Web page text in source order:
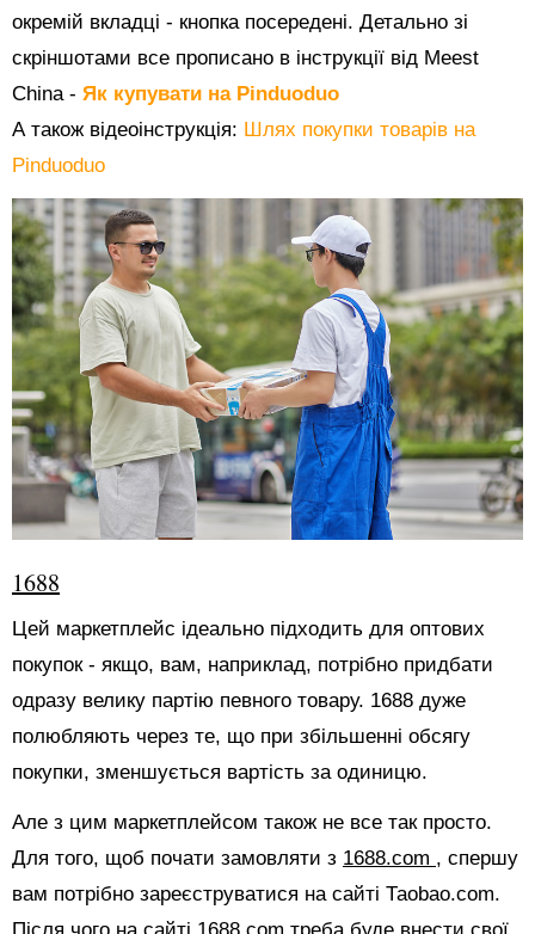
окремій вкладці - кнопка посередені. Детально зі
скріншотами все прописано в інструкції від Meest
China - Як купувати на Pinduoduo
А також відеоінструкція: Шлях покупки товарів на
Pinduoduo
1688
Цей маркетплейс ідеально підходить для оптових
покупок - якщо, вам, наприклад, потрібно придбати
одразу велику партію певного товару. 1688 дуже
полюбляють через те, що при збільшенні обсягу
покупки, зменшується вартість за одиницю.
Але з цим маркетплейсом також не все так просто.
Для того, щоб почати замовляти з 1688.com , спершу
вам потрібно зареєструватися на сайті Таоbао.com.
Після чого на сайті 1688.com треба буде внести свої